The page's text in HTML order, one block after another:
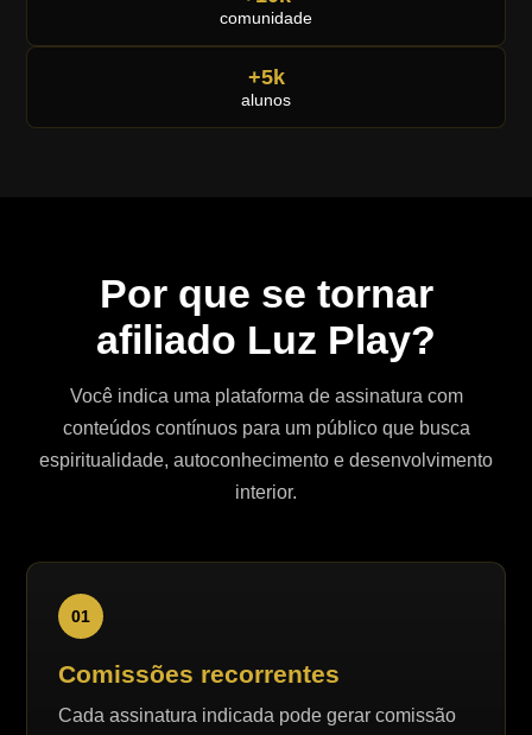
comunidade
+5k
alunos
Por que se tornar
afiliado Luz Play?
Você indica uma plataforma de assinatura com
conteúdos contínuos para um público que busca
espiritualidade, autoconhecimento e desenvolvimento
interior.
01
Comissões recorrentes
Cada assinatura indicada pode gerar comissão